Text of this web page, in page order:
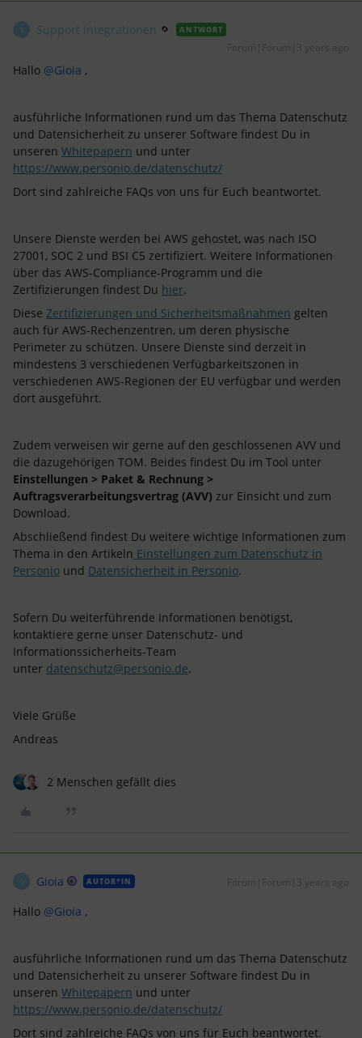
Support Integrationen ANTWORT
Hallo @Gioia ,
ausführliche Informationen rund um das Thema Datenschutz
und Datensicherheit zu unserer Software findest Du in
unseren Whitepapern und unter
https://www.personio.de/datenschutz/
Dort sind zahlreiche FAQs von uns für Euch beantwortet.
Unsere Dienste werden bei AWS gehostet, was nach ISO
27001, SOC 2 und BSI C5 zertifiziert. Weitere Informationen
über das AWS-Compliance-Programm und die
Zertifizierungen findest Du hier.
Diese Zertifizierungen und Sicherheitsmaßnahmen gelten
auch für AWS-Rechenzentren, um deren physische
Perimeter zu schützen. Unsere Dienste sind derzeit in
mindestens 3 verschiedenen Verfügbarkeitszonen in
verschiedenen AWS-Regionen der EU verfügbar und werden
dort ausgeführt.
Zudem verweisen wir gerne auf den geschlossenen AVV und
die dazugehörigen TOM. Beides findest Du im Tool unter
Einstellungen > Paket & Rechnung >
Auftragsverarbeitungsvertrag (AVV) zur Einsicht und zum
Download.
Abschließend findest Du weitere wichtige Informationen zum
Thema in den Artikeln Einstellungen zum Datenschutz in
Personio und Datensicherheit in Personio.
Sofern Du weiterführende Informationen benötigst,
kontaktiere gerne unser Datenschutz- und
Informationssicherheits-Team
unter datenschutz@personio.de.
Viele Grüße
​Andreas
2 Menschen gefällt dies
Gioia AUTOR*IN Forum|Forum|3 years ago
Hallo @Gioia ,
ausführliche Informationen rund um das Thema Datenschutz
und Datensicherheit zu unserer Software findest Du in
unseren Whitepapern und unter
https://www.personio.de/datenschutz/
Dort sind zahlreiche FAQs von uns für Euch beantwortet.